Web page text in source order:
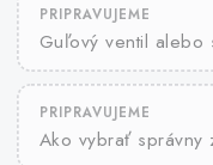
PRIPRAVUJEME
Guľový ventil alebo
PRIPRAVUJEME
Ako vybrať